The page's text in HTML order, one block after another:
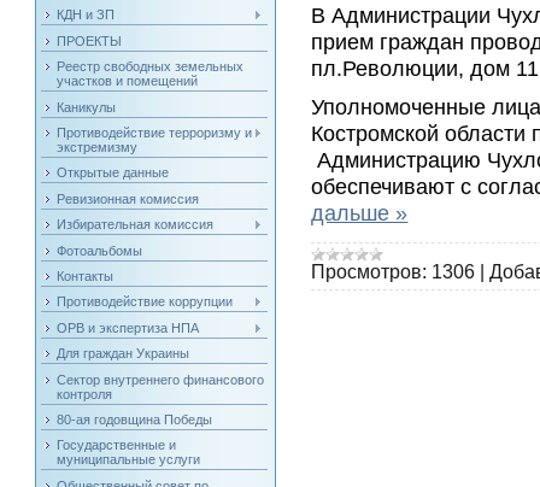
КДН и ЗП
ПРОЕКТЫ
Реестр свободных земельных
участков и помещений
Каникулы
Противодействие терроризму и
экстремизму
Открытые данные
Ревизионная комиссия
Избирательная комиссия
Фотоальбомы
Контакты
Противодействие коррупции
ОРВ и экспертиза НПА
Для граждан Украины
Сектор внутреннего финансового
контроля
80-ая годовщина Победы
Государственные и
муниципальные услуги
В Администрации
прием граждан
пл.Революции, дом
Уполномоченные
Костромской
Администрацию
обеспечивают с
дальше »
Просмотров: 1306 |